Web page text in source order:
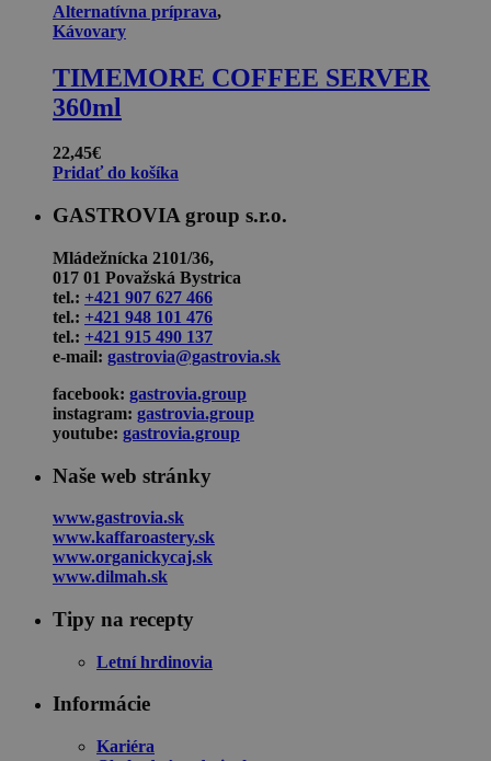
Alternatívna príprava,
Kávovary
TIMEMORE COFFEE SERVER
360ml
22,45€
Pridať do košíka
GASTROVIA group s.r.o.
Mládežnícka 2101/36,
017 01 Považská Bystrica
tel.: +421 907 627 466
tel.: +421 948 101 476
tel.: +421 915 490 137
e-mail: gastrovia@gastrovia.sk
facebook: gastrovia.group
instagram: gastrovia.group
youtube: gastrovia.group
Naše web stránky
www.gastrovia.sk
www.kaffaroastery.sk
www.organickycaj.sk
www.dilmah.sk
Tipy na recepty
Letní hrdinovia
Informácie
Kariéra